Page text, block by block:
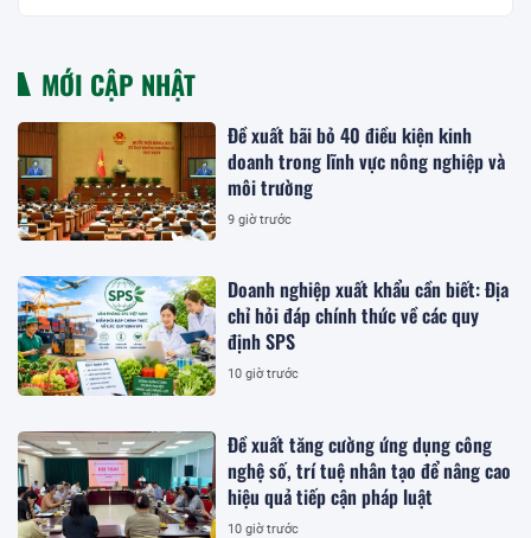
MỚI CẬP NHẬT
Đề xuất bãi bỏ 40 điều kiện kinh
doanh trong lĩnh vực nông nghiệp và
môi trường
9 giờ trước
Doanh nghiệp xuất khẩu cần biết: Địa
chỉ hỏi đáp chính thức về các quy
định SPS
10 giờ trước
Đề xuất tăng cường ứng dụng công
nghệ số, trí tuệ nhân tạo để nâng cao
hiệu quả tiếp cận pháp luật
10 giờ trước